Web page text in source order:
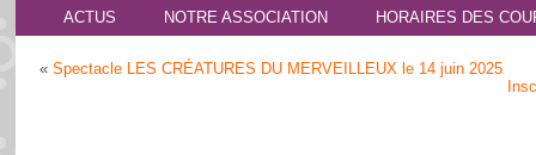
ACTUS NOTRE ASSOCIATION HORAIRES DES
« Spectacle LES CRÉATURES DU MERVEILLEUX le 14 juin 2025